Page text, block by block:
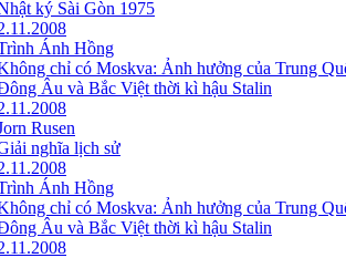
ký Sài Gòn 1975
Ánh Hồng
chỉ có Moskva: Ảnh hưởng của Trung
Âu và Bắc Việt thời kì hậu Stalin
Rusen
nghĩa lịch sử
Ánh Hồng
chỉ có Moskva: Ảnh hưởng của Trung
Âu và Bắc Việt thời kì hậu Stalin